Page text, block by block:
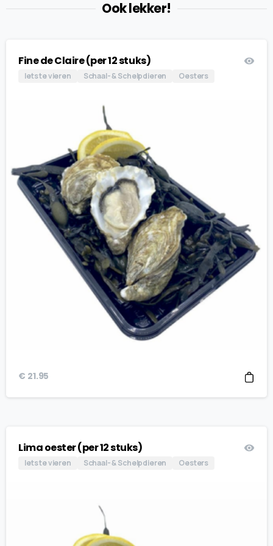
Ook lekker!
Fine de Claire (per 12 stuks)
Iets te vieren Schaal- & Schelpdieren Oesters
€ 21.95
Lima oester (per 12 stuks)
Iets te vieren Schaal- & Schelpdieren Oesters